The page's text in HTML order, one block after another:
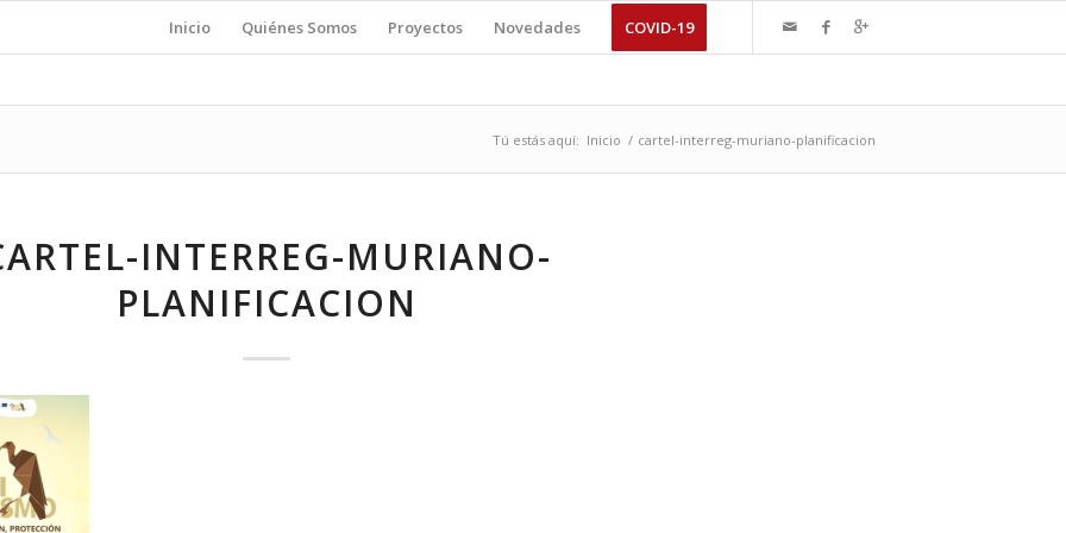
Inicio Quiénes Somos Proyectos Novedades COVID-19
Tú estás aquí: Inicio / cartel-interreg-muriano-planificacion
INTERREG-MURIANO-
PLANIFICACION